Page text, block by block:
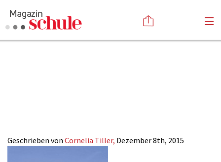
Impressum
Geschrieben von Cornelia Tiller, Dezember 8th, 2015